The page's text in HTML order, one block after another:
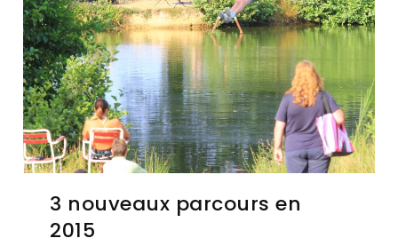
3 nouveaux parcours en
2015